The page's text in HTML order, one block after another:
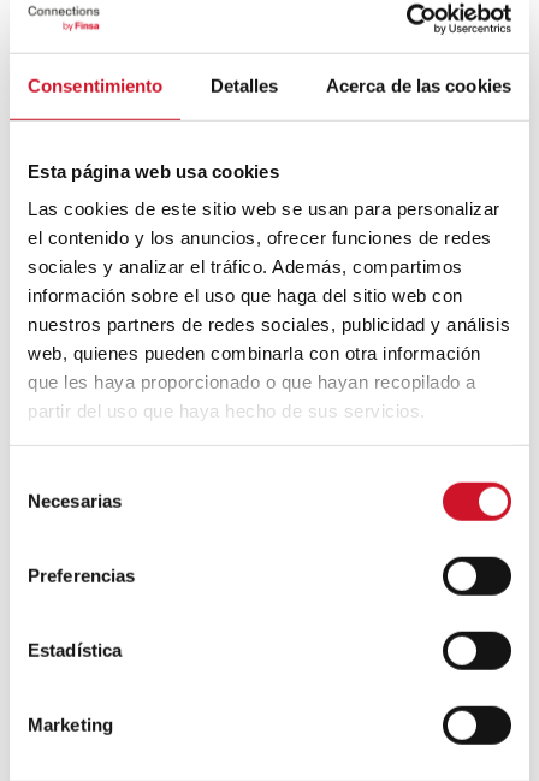
Consentimiento Detalles Acerca de las cookies
Esta página web usa cookies
Las cookies de este sitio web se usan para personalizar
el contenido y los anuncios, ofrecer funciones de redes
sociales y analizar el tráfico. Además, compartimos
información sobre el uso que haga del sitio web con
nuestros partners de redes sociales, publicidad y análisis
web, quienes pueden combinarla con otra información
que les haya proporcionado o que hayan recopilado a
partir del uso que haya hecho de sus servicios.
Necesarias
Preferencias
Estadística
Marketing
Manuel Torres Design acometió en tan solo
diez semanas la reforma de este centro de
la cadena Brooklyn Fitboxing. Lo
de madera en un lugar aprovechado al
máximo, revistiéndolo de materiales
ignífugos y acústicos que mejoran
considerablemente el confort y la
seguridad. Se ha utilizado tarima laminada
altamente resistente y duradera en pasillos
y áreas de tráfico, como esta zona de
recepción y tienda.